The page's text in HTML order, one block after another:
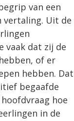
van een
vertaling. Uit de
vaak dat zij de
of er
hebben. Dat
begaafde
hoe
in de